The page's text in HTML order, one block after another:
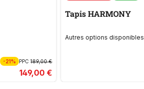
-21% PPC189,00 €
149,00 €
Tapis HARMONY
Autres options disponibles